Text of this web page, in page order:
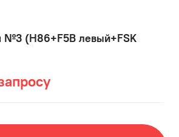
№3 (H86+F5B левый+FSK